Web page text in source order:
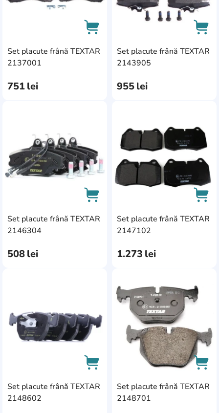
Set placute frână TEXTAR
2137001
751lei
AddCardToCart
Set placute frână TEXTAR
2143905
955lei
Set placute frână TEXTAR
2146304
508lei
AddCardToCart
Set placute frână TEXTAR
2147102
1.273 lei
Set placute frână TEXTAR
2148602
AddCardToFavourite
AddCardToCart
Set placute frână TEXTAR
2148701